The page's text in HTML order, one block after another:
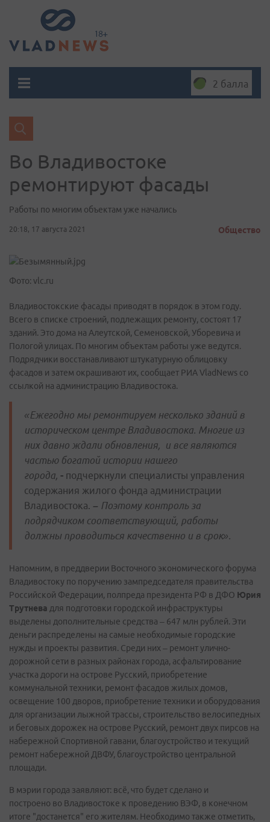
2 балла
Во Владивостоке
ремонтируют фасады
Работы по многим объектам уже начались
20:18, 17 августа 2021 Общество
Фото: vlc.ru
Владивостокские фасады приводят в порядок в этом году.
Всего в списке строений, подлежащих ремонту, состоят 17
зданий. Это дома на Алеутской, Семеновской, Уборевича и
Пологой улицах. По многим объектам работы уже ведутся.
Подрядчики восстанавливают штукатурную облицовку
фасадов и затем окрашивают их, сообщает РИА VladNews со
ссылкой на администрацию Владивостока.
«Ежегодно мы ремонтируем несколько зданий в
историческом центре Владивостока. Многие из
них давно ждали обновления, и все являются
частью богатой истории нашего
города, - подчеркнули специалисты управления
содержания жилого фонда администрации
Владивостока. – Поэтому контроль за
подрядчиком соответствующий, работы
должны проводиться качественно и в срок».
Напомним, в преддверии Восточного экономического форума
Владивостоку по поручению зампредседателя правительства
Российской Федерации, полпреда президента РФ в ДФО Юрия
Трутнева для подготовки городской инфраструктуры
выделены дополнительные средства – 647 млн рублей. Эти
деньги распределены на самые необходимые городские
нужды и проекты развития. Среди них – ремонт улично-
дорожной сети в разных районах города, асфальтирование
участка дороги на острове Русский, приобретение
коммунальной техники, ремонт фасадов жилых домов,
освещение 100 дворов, приобретение техники и оборудования
для организации лыжной трассы, строительство велосипедных
и беговых дорожек на острове Русский, ремонт двух пирсов на
набережной Спортивной гавани, благоустройство и текущий
ремонт набережной ДВФУ, благоустройство центральной
площади.
В мэрии города заявляют: всё, что будет сделано и
построено во Владивостоке к проведению ВЭФ, в конечном
итоге "достанется" его жителям. Необходимо также отметить,